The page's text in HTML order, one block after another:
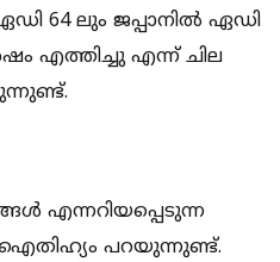
64 ലും ജപ്പാനില്‍ ഏഡി
എത്തിച്ചു എന്ന് ചില
എന്നറിയപ്പെടുന്ന
പറയുന്നുണ്ട്.